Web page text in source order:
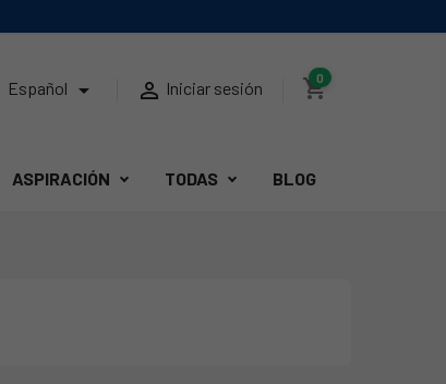
Español   Iniciar sesión shopping_cart
0
ASPIRACIÓN TODAS BLOG